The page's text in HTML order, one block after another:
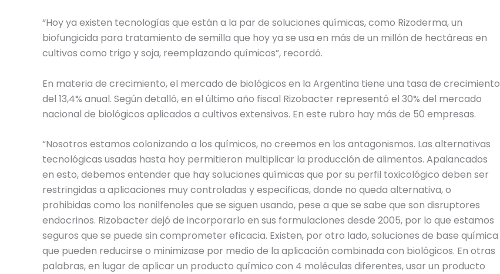
“Hoy ya existen tecnologías que están a la par de soluciones químicas, como Rizoderma, un
biofungicida para tratamiento de semilla que hoy ya se usa en más de un millón de hectáreas en
cultivos como trigo y soja, reemplazando químicos”, recordó.
En materia de crecimiento, el mercado de biológicos en la Argentina tiene una tasa de crecimiento
del 13,4% anual. Según detalló, en el último año fiscal Rizobacter representó el 30% del mercado
nacional de biológicos aplicados a cultivos extensivos. En este rubro hay más de 50 empresas.
“Nosotros estamos colonizando a los químicos, no creemos en los antagonismos. Las alternativas
tecnológicas usadas hasta hoy permitieron multiplicar la producción de alimentos. Apalancados
en esto, debemos entender que hay soluciones químicas que por su perfil toxicológico deben ser
restringidas a aplicaciones muy controladas y especificas, donde no queda alternativa, o
prohibidas como los nonilfenoles que se siguen usando, pese a que se sabe que son disruptores
endocrinos. Rizobacter dejó de incorporarlo en sus formulaciones desde 2005, por lo que estamos
seguros que se puede sin comprometer eficacia. Existen, por otro lado, soluciones de base química
que pueden reducirse o minimizase por medio de la aplicación combinada con biológicos. En otras
palabras, en lugar de aplicar un producto químico con 4 moléculas diferentes, usar un producto